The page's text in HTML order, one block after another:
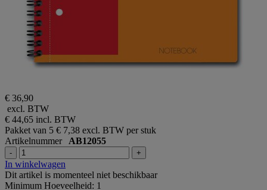
€ 36,90
excl. BTW
€ 44,65 incl. BTW
Pakket van 5 € 7,38 excl. BTW per stuk
Artikelnummer AB12055
- +
In winkelwagen
Dit artikel is momenteel niet beschikbaar
Minimum Hoeveelheid: 1